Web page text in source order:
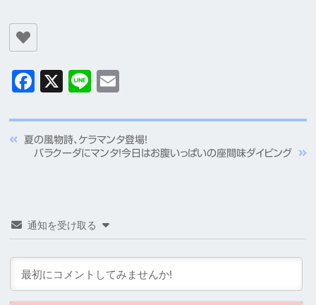
Facebook
X Line
夏の風物詩、ケラマンタ登場！
バラクーダにマンタ！今日はお腹いっぱいの座間味ダイビング
通知を受け取る